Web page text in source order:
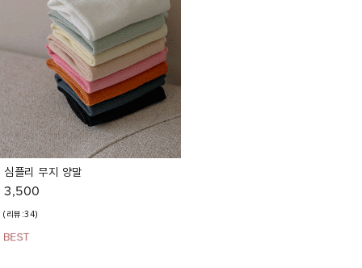
심플리 무지 양말
3,500
(리뷰:34)